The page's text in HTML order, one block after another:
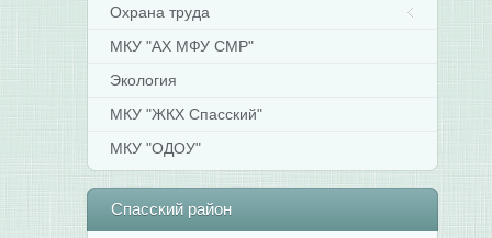
Охрана труда
МКУ "АХ МФУ СМР"
Экология
МКУ "ЖКХ Спасский"
МКУ "ОДОУ"
Спасскийрайон